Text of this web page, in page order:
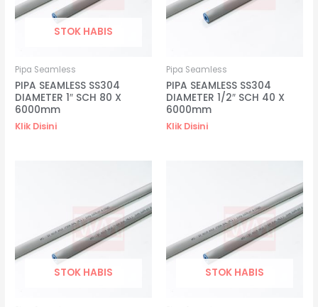
STOK HABIS
Pipa Seamless
PIPA SEAMLESS SS304
DIAMETER 1″ SCH 80 X
6000mm
Klik Disini
Pipa Seamless
PIPA SEAMLESS SS304
DIAMETER 1/2″ SCH 40 X
6000mm
Klik Disini
STOK HABIS STOK HABIS